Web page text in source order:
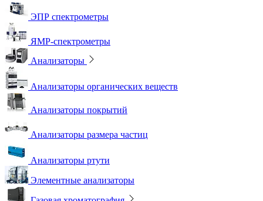
ЭПР спектрометры
ЯМР-спектрометры
Анализаторы
Анализаторы органических веществ
Анализаторы покрытий
Анализаторы размера частиц
Анализаторы ртути
Элементные анализаторы